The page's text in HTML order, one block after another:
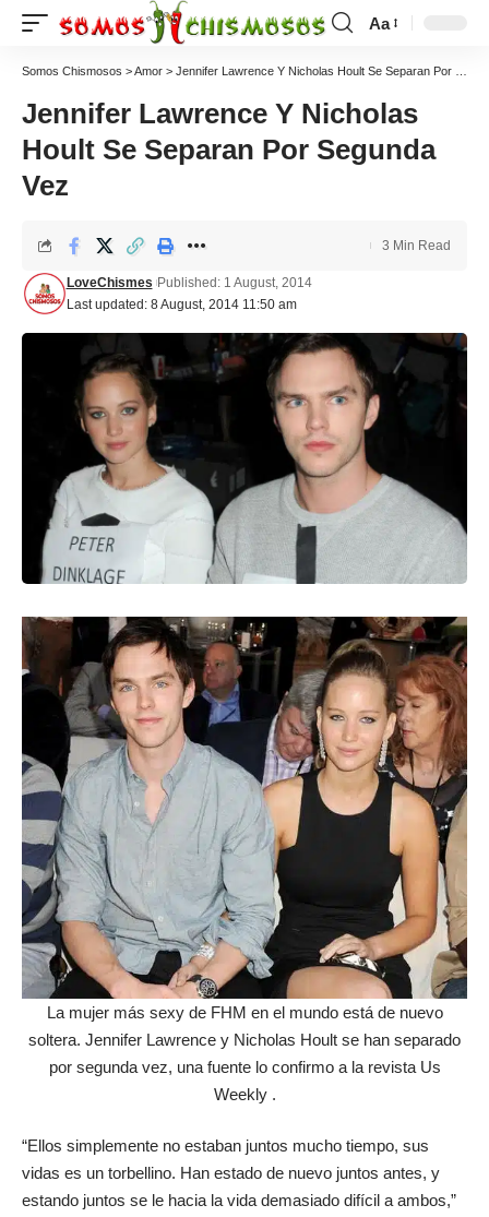
Aa
Somos Chismosos >Amor > Jennifer Lawrence Y Nicholas Hoult Se Separan Por Segunda Vez
Jennifer Lawrence Y Nicholas
Hoult Se Separan Por Segunda
Vez
Last updated: 8 August, 2014 11:50 am
LoveChismes Published: 1 August, 2014
3 Min Read
La mujer más sexy de FHM en el mundo está de nuevo
soltera. Jennifer Lawrence y Nicholas Hoult se han separado
por segunda vez, una fuente lo confirmo a la revista Us
Weekly .
“Ellos simplemente no estaban juntos mucho tiempo, sus
vidas es un torbellino. Han estado de nuevo juntos antes, y
estando juntos se le hacia la vida demasiado difícil a ambos,”